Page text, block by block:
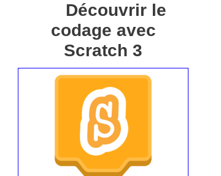
Découvrir le
codage avec
Scratch 3